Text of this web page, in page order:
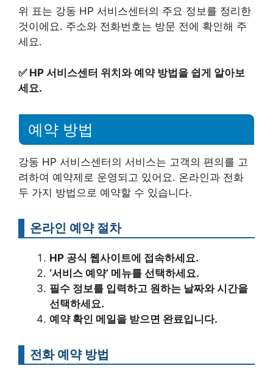
위 표는 강동 HP 서비스센터의 주요 정보를 정리한
것이에요. 주소와 전화번호는 방문 전에 확인해 주
세요.
✅ HP 서비스센터 위치와 예약 방법을 쉽게 알아보
세요.
예약 방법
강동 HP 서비스센터의 서비스는 고객의 편의를 고
려하여 예약제로 운영되고 있어요. 온라인과 전화
두 가지 방법으로 예약할 수 있습니다.
온라인 예약 절차
HP 공식 웹사이트에 접속하세요.
‘서비스 예약’ 메뉴를 선택하세요.
필수 정보를 입력하고 원하는 날짜와 시간을
선택하세요.
예약 확인 메일을 받으면 완료입니다.
전화 예약 방법